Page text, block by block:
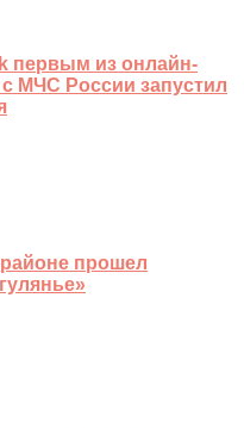
первым из онлайн-
МЧС России запустил
прошел